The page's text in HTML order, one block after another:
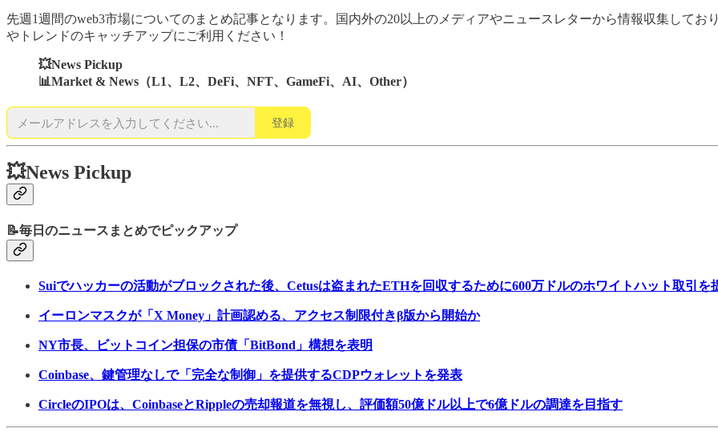
先週1週間のweb3市場についてのまとめ記事となります。国内外の20以上のメディアやニュースレターから情報収集して
やトレンドのキャッチアップにご利用ください！
💥News Pickup
📊Market & News（L1、L2、DeFi、NFT、GameFi、AI、Other）
登録
💥News Pickup
📝毎日のニュースまとめでピックアップ
Suiでハッカーの活動がブロックされた後、Cetusは盗まれたETHを回収するために600万ドルのホワイトハット取引を
イーロンマスクが「X Money」計画認める、アクセス制限付きβ版から開始か
NY市長、ビットコイン担保の市債「BitBond」構想を表明
Coinbase、鍵管理なしで「完全な制御」を提供するCDPウォレットを発表
CircleのIPOは、CoinbaseとRippleの売却報道を無視し、評価額50億ドル以上で6億ドルの調達を目指す